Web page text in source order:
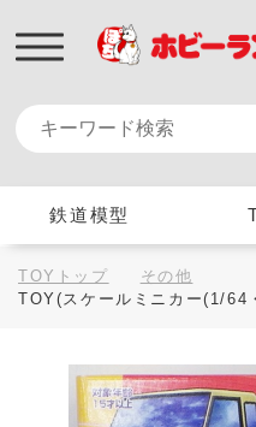
鉄道模型
TOYトップ
その他
TOY(スケールミニカー(1/64